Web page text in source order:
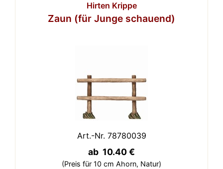
Hirten Krippe
Zaun (für Junge schauend)
Art.-Nr. 78780039
ab 10.40 €
(Preis für 10 cm Ahorn, Natur)